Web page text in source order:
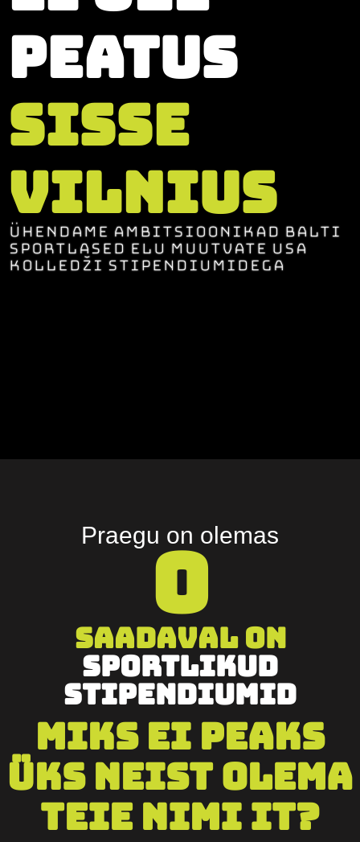
Peatus
sisse
Vilnius
Ühendame ambitsioonikad balti
sportlased elu muutvate USA
kolledži stipendiumidega
Praegu on olemas
0
Saadaval on
sportlikud
stipendiumid
Miks ei peaks
üks neist olema
Teie nimi IT?